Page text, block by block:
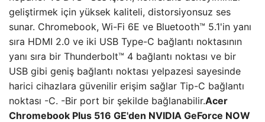
geliştirmek için yüksek kaliteli, distorsiyonsuz ses
sunar. Chromebook, Wi-Fi 6E ve Bluetooth™ 5.1'in yanı
sıra HDMI 2.0 ve iki USB Type-C bağlantı noktasının
yanı sıra bir Thunderbolt™ 4 bağlantı noktası ve bir
USB gibi geniş bağlantı noktası yelpazesi sayesinde
harici cihazlara güvenilir erişim sağlar Tip-C bağlantı
noktası -C. -Bir port bir şekilde bağlanabilir.Acer
Chromebook Plus 516 GE'den NVIDIA GeForce NOW